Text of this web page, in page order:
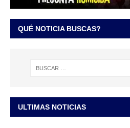
QUÉ NOTICIA BUSCAS?
ULTIMAS NOTICIAS